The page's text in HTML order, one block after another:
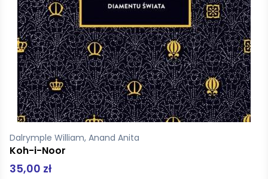
Pomian Krzysztof
Muzeum. Historia Światowa. Tom 3
150,00 zł